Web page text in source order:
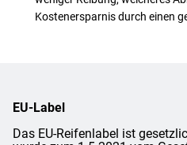
Kostenersparnis durch einen
EU-Label
Das EU-Reifenlabel ist